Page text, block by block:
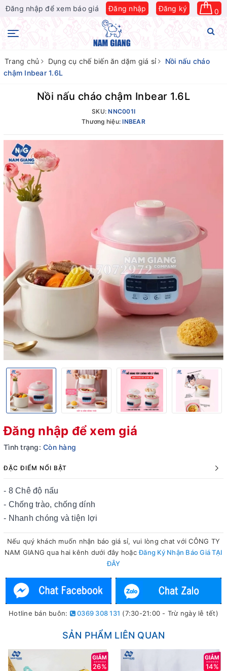
Đăng nhập để xem báo giá Đăng nhập Đăng ký 0
Trang chủ Dụng cụ chế biến ăn dặm giá sỉ
Nồi nấu cháo
chậm Inbear 1.6L
Nồi nấu cháo chậm Inbear 1.6L
SKU:NNC001I
Thương hiệu:INBEAR
Đăng nhập để xem giá
Tình trạng: Còn hàng
ĐẶC ĐIỂM NỔI BẬT
- 8 Chê độ nấu
- Chống trào, chống dính
- Nhanh chóng và tiện lợi
Nếu quý khách muốn nhận báo giá sỉ, vui lòng chat với CÔNG TY
NAM GIANG qua hai kênh dưới đây hoặcĐăng Ký Nhận Báo Giá TẠI
ĐÂY
Hotline bán buôn: 0369 308 131 (7:30-21:00 - Trừ ngày lễ tết)
SẢN PHẨM LIÊN QUAN
26% 14%